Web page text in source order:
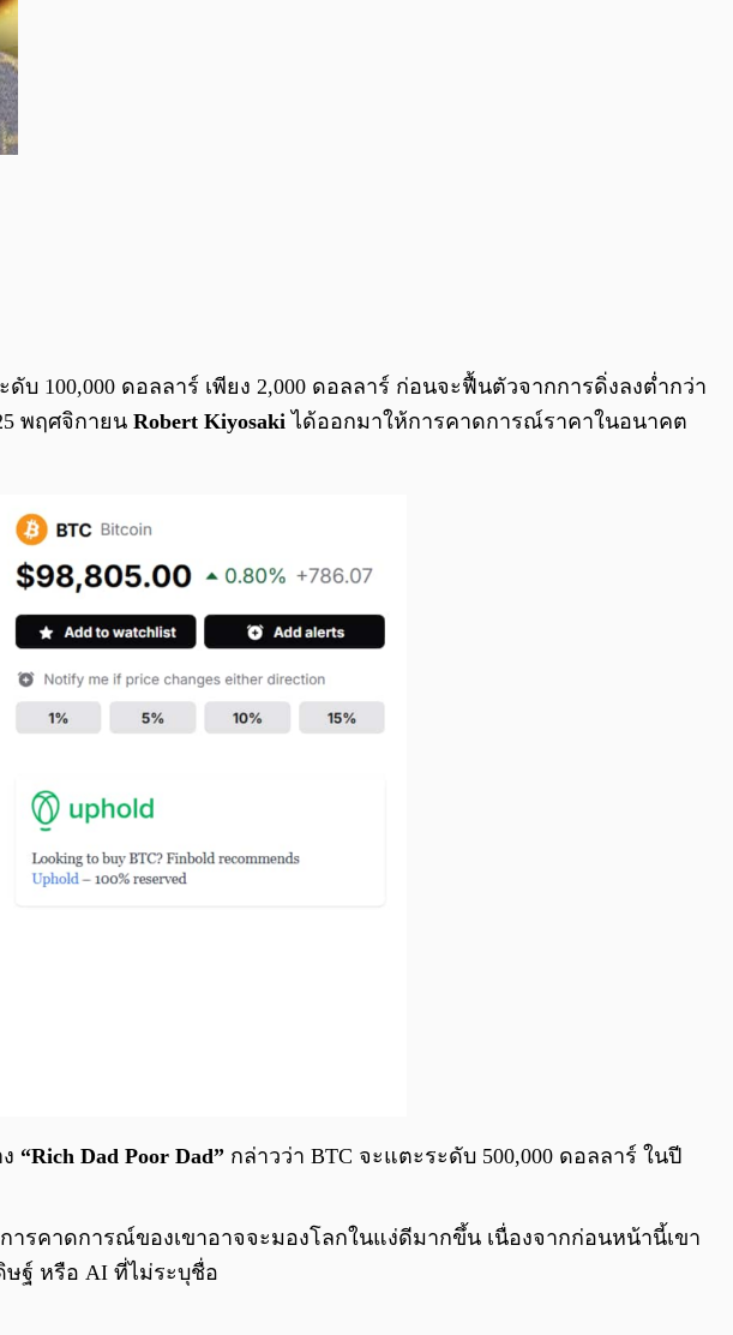
/
บ 100,000 ดอลลาร์ เพียง 2,000 ดอลลาร์ ก่อนจะฟื้นตัวจากการดิ่งลงต่ำกว่า
พฤศจิกายน Robert Kiyosaki ได้ออกมาให้การคาดการณ์ราคาในอนาคต
“Rich Dad Poor Dad” กล่าวว่า BTC จะแตะระดับ 500,000 ดอลลาร์ ในปี
การคาดการณ์ของเขาอาจจะมองโลกในแง่ดีมากขึ้น เนื่องจากก่อนหน้านี้เขา
ษฐ์ หรือ AI ที่ไม่ระบุชื่อ